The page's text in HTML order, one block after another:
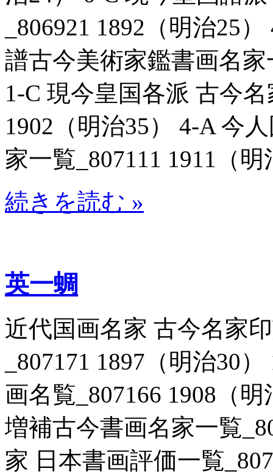
_806921 1892（明治25
譜古今美術家鑑書画名家
1-C 現今皇国各派 古今
1902（明治35） 4-A 今
家一覧_807111 1911（明
続きを読む »
英一蜩
近代国画名家 古今名家
_807171 1897（明治30
画名覧_807166 1908（
増補古今書画名家一覧
家 日本書画評価一覧